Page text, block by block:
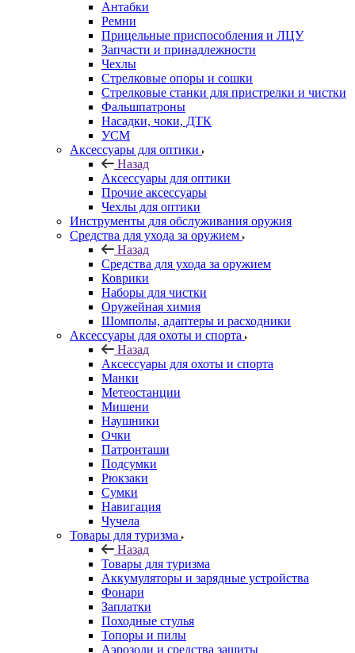
Антабки
Ремни
Прицельные приспособления и ЛЦУ
Запчасти и принадлежности
Чехлы
Стрелковые опоры и сошки
Стрелковые станки для пристрелки и чистки
Фальшпатроны
Насадки, чоки, ДТК
УСМ
Аксессуары для оптики
Назад
Аксессуары для оптики
Прочие аксессуары
Чехлы для оптики
Инструменты для обслуживания оружия
Средства для ухода за оружием
Назад
Средства для ухода за оружием
Коврики
Наборы для чистки
Оружейная химия
Шомполы, адаптеры и расходники
Аксессуары для охоты и спорта
Назад
Аксессуары для охоты и спорта
Манки
Метеостанции
Мишени
Наушники
Очки
Патронташи
Подсумки
Рюкзаки
Сумки
Навигация
Чучела
Товары для туризма
Назад
Товары для туризма
Аккумуляторы и зарядные устройства
Фонари
Заплатки
Походные стулья
Топоры и пилы
Аэрозоли и средства защиты